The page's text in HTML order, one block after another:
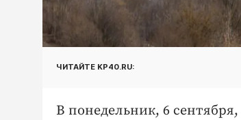
ЧИТАЙТЕ KP40.RU:
В понедельник, 6 сентября,